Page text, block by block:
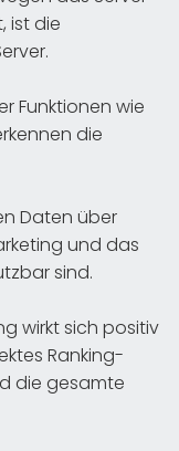
ist die
Funktionen wie
die
Daten über
und das
sind.
wirkt sich positiv
Ranking-
die gesamte